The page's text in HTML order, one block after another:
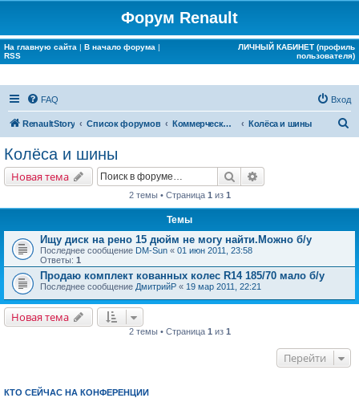
Форум Renault
На главную сайта | В начало форума |
RSS
ЛИЧНЫЙ КАБИНЕТ (профиль
пользователя)
FAQ Вход
RenaultStory Список форумов Коммерческие разделы Колёса и шины
Колёса и шины
Новая тема Поиск
2 темы • Страница 1 из 1
Темы
Ищу диск на рено 15 дюйм не могу найти.Можно б/у
Последнее сообщение DM-Sun « 01 июн 2011, 23:58
Ответы: 1
Продаю комплект кованных колес R14 185/70 мало б/у
Последнее сообщение ДмитрийР « 19 мар 2011, 22:21
Новая тема
2 темы • Страница 1 из 1
Перейти
КТО СЕЙЧАС НА КОНФЕРЕНЦИИ